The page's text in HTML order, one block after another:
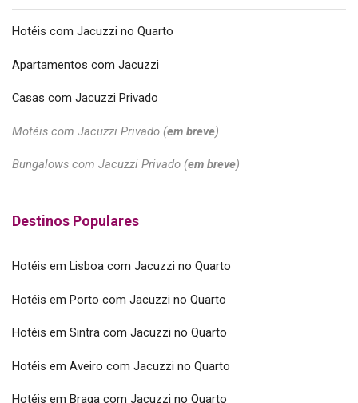
Hotéis com Jacuzzi no Quarto
Apartamentos com Jacuzzi
Casas com Jacuzzi Privado
Motéis com Jacuzzi Privado (em breve)
Bungalows com Jacuzzi Privado (em breve)
Destinos Populares
Hotéis em Lisboa com Jacuzzi no Quarto
Hotéis em Porto com Jacuzzi no Quarto
Hotéis em Sintra com Jacuzzi no Quarto
Hotéis em Aveiro com Jacuzzi no Quarto
Hotéis em Braga com Jacuzzi no Quarto